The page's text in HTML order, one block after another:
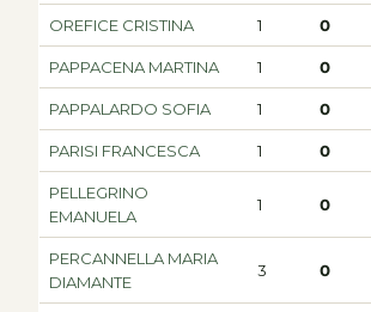
OREFICE CRISTINA 1 0
PAPPACENA MARTINA 1 0
PAPPALARDO SOFIA 1 0
PARISI FRANCESCA 1 0
PELLEGRINO
EMANUELA
1 0
PERCANNELLA MARIA
DIAMANTE
3 0